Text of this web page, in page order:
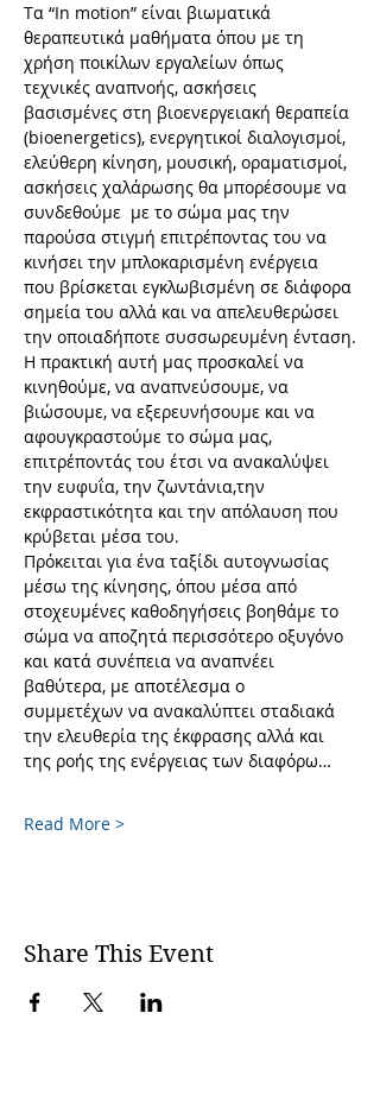
Tα “In motion” είναι βιωματικά
θεραπευτικά μαθήματα όπου με τη
χρήση ποικίλων εργαλείων όπως
τεχνικές αναπνοής, ασκήσεις
βασισμένες στη βιοενεργειακή θεραπεία
(bioenergetics), ενεργητικοί διαλογισμοί,
ελεύθερη κίνηση, μουσική, οραματισμοί,
ασκήσεις χαλάρωσης θα μπορέσουμε να
συνδεθούμε  με το σώμα μας την
παρούσα στιγμή επιτρέποντας του να
κινήσει την μπλοκαρισμένη ενέργεια
που βρίσκεται εγκλωβισμένη σε διάφορα
σημεία του αλλά και να απελευθερώσει
την οποιαδήποτε συσσωρευμένη ένταση.
Η πρακτική αυτή μας προσκαλεί να
κινηθούμε, να αναπνεύσουμε, να
βιώσουμε, να εξερευνήσουμε και να
αφουγκραστούμε το σώμα μας,
επιτρέποντάς του έτσι να ανακαλύψει
την ευφυΐα, την ζωντάνια,την
εκφραστικότητα και την απόλαυση που
κρύβεται μέσα του.
Πρόκειται για ένα ταξίδι αυτογνωσίας
μέσω της κίνησης, όπου μέσα από
στοχευμένες καθοδηγήσεις βοηθάμε το
σώμα να αποζητά περισσότερο οξυγόνο
και κατά συνέπεια να αναπνέει
βαθύτερα, με αποτέλεσμα ο
συμμετέχων να ανακαλύπτει σταδιακά
την ελευθερία της έκφρασης αλλά και
της ροής της ενέργειας των διαφόρω…
Read More >
Share This Event